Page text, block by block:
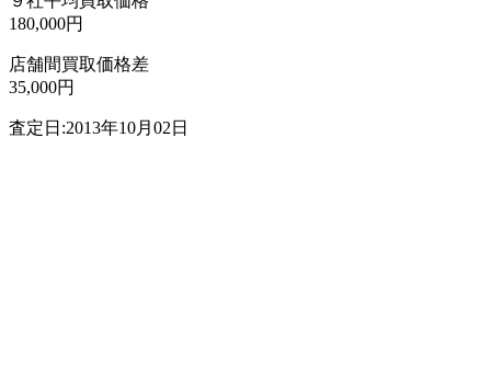
180,000円
店舗間買取価格差
35,000円
査定日:2013年10月02日